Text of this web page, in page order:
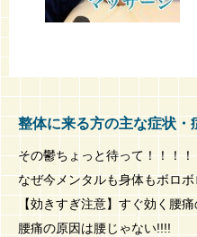
整体に来る方の主な症状・
その鬱ちょっと待って！！！！
なぜ今メンタルも身体もボロ
【効きすぎ注意】すぐ効く腰
腰痛の原因は腰じゃない!!!!